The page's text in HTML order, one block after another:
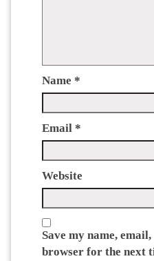
Name *
Email *
Website
Save my name,
browser for the next